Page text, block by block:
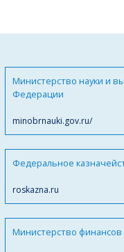
Министерство науки и
Федерации
minobrnauki.gov.ru/
Федеральное
roskazna.ru
Министерство